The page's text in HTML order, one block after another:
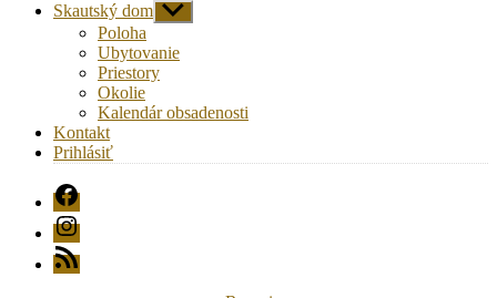
Skautský dom Zobraziť
druhú
úroveň
navigácie
Poloha
Ubytovanie
Priestory
Okolie
Kalendár obsadenosti
Kontakt
Prihlásiť
FB
Instagram
RSS